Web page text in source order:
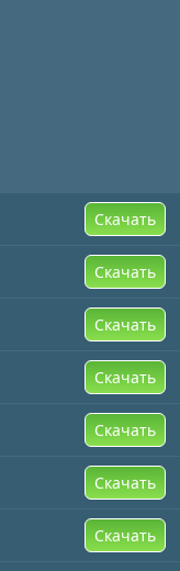
Скачать
Скачать
Скачать
Скачать
Скачать
Скачать
Скачать